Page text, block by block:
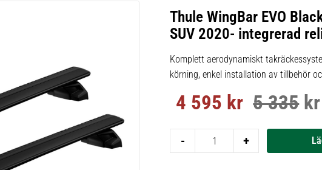
Thule WingBar EVO
SUV 2020- integrerad
Komplett aerodynamiskt
körning, enkel installation av tillbehör
Nedsatt pris:
4 595 kr Ordinarie pris:
5 335kr
+
-